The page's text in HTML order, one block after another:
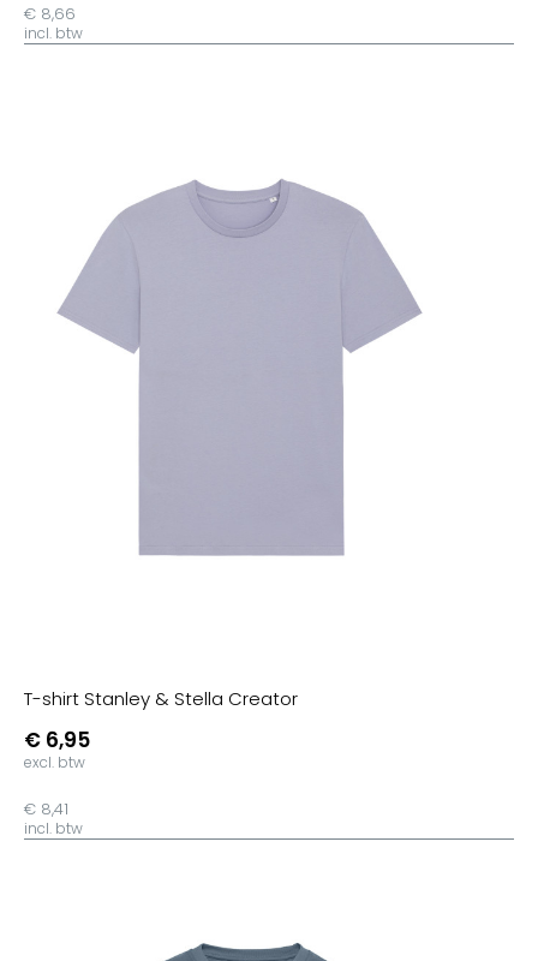
€ 8,66
incl. btw
T-shirt Stanley & Stella Creator
€ 6,95
excl. btw
€ 8,41
incl. btw